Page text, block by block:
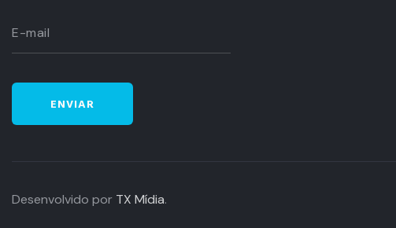
Desenvolvido por TX Mídia.